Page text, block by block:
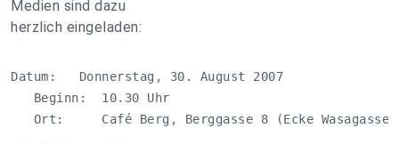
Medien sind dazu
herzlich eingeladen:
Datum:   Donnerstag, 30. August 2007
   Beginn:  10.30 Uhr
Ort:     Café Berg, Berggasse 8 (Ecke